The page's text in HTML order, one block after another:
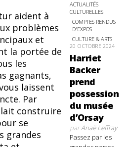
aident à
problèmes
et
la portée de
les
gagnants,
laissent
Par
construire
se
grandes
ACTUALITÉS
CULTURELLES
COMPTES RENDUS
D'EXPOS
CULTURE & ARTS
20 OCTOBRE 2024
Harriet
Backer
prend
possession
du musée
d’Orsay
parAnaë Leffray
Passez par les